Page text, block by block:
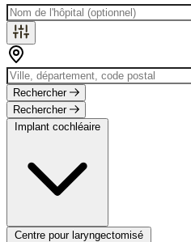
Rechercher
Rechercher
Implant cochléaire
Centre pour laryngectomisé